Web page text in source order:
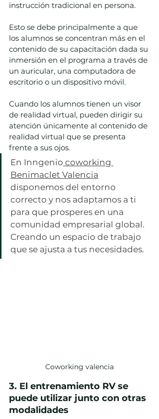
instrucción tradicional en persona.
Esto se debe principalmente a que
los alumnos se concentran más en el
contenido de su capacitación dada su
inmersión en el programa a través de
un auricular, una computadora de
escritorio o un dispositivo móvil.
Cuando los alumnos tienen un visor
de realidad virtual, pueden dirigir su
atención únicamente al contenido de
realidad virtual que se presenta
frente a sus ojos.
En Inngenio coworking
Benimaclet Valencia
disponemos del entorno
correcto y nos adaptamos a ti
para que prosperes en una
comunidad empresarial global.
Creando un espacio de trabajo
que se ajusta a tus necesidades.
Coworking valencia
3. El entrenamiento RV se
puede utilizar junto con otras
modalidades